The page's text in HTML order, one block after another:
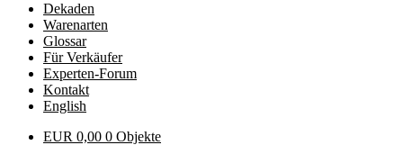
Dekaden
Warenarten
Glossar
Für Verkäufer
Experten-Forum
Kontakt
English
EUR 0,00 0 Objekte